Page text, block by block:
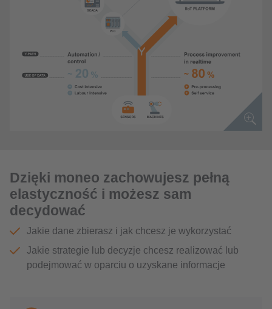
Dzięki moneo zachowujesz pełną
elastyczność i możesz sam
decydować
Jakie dane zbierasz i jak chcesz je wykorzystać
Jakie strategie lub decyzje chcesz realizować lub
podejmować w oparciu o uzyskane informacje